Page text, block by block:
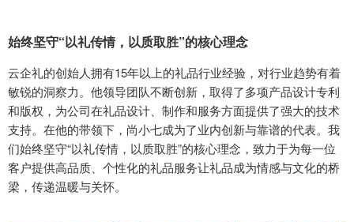
始终坚守“以礼传情，以质取胜”的核心理念
云企礼的创始人拥有15年以上的礼品行业经验，对行业趋势有着
敏锐的洞察力。他领导团队不断创新，取得了多项产品设计专利
和版权，为公司在礼品设计、制作和服务方面提供了强大的技术
支持。在他的带领下，尚小七成为了业内创新与靠谱的代表。我
们始终坚守“以礼传情，以质取胜”的核心理念，致力于为每一位
客户提供高品质、个性化的礼品服务让礼品成为情感与文化的桥
梁，传递温暖与关怀。